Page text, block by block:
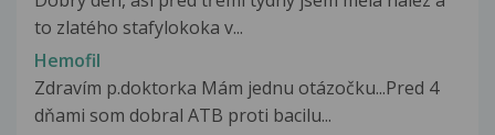
to zlatého stafylokoka v...
Hemofil
Zdravím p.doktorka Mám jednu otázočku...Pred 4
dňami som dobral ATB proti bacilu...